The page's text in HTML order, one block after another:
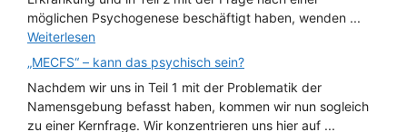
möglichen Psychogenese beschäftigt haben, wenden ...
Weiterlesen
„MECFS“ – kann das psychisch sein?
Nachdem wir uns in Teil 1 mit der Problematik der
Namensgebung befasst haben, kommen wir nun sogleich
zu einer Kernfrage. Wir konzentrieren uns hier auf ...